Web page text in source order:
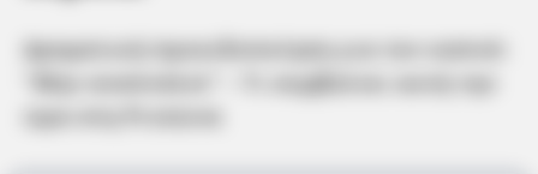
Δραματική προειδοποίηση για τον καπνό: